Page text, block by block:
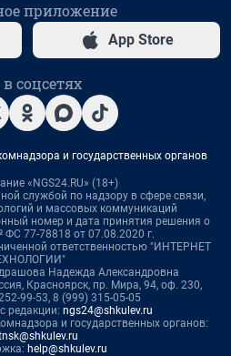
приложение
App Store
соцсетях
и государственных органов
«NGS24.RU» (18+)
службой по надзору в сфере связи,
и массовых коммуникаций
номер и дата принятия решения о
77-78818 от 07.08.2020 г.
ответственностью "ИНТЕРНЕТ
Надежда Александровна
Красноярск, пр. Мира, 94, оф. 230,
99-53, 8 (999) 315-05-05
редакции: ngs24@shkulev.ru
и государственных органов:
help@shkulev.ru